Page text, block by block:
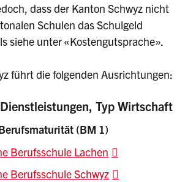
dass der Kanton Schwyz nicht
Schulen das Schulgeld
siehe unter «Kostengutsprache».
führt die folgenden Ausrichtungen:
Typ Wirtschaft
(BM 1)
Berufsschule Lachen
Berufsschule Schwyz